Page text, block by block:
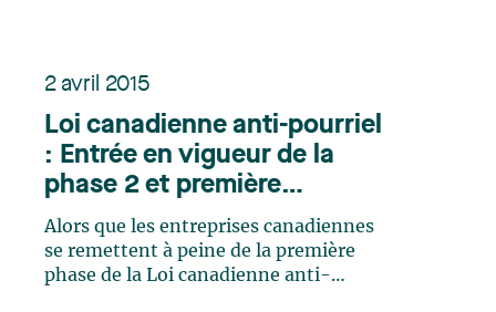
2 avril 2015
Loi canadienne anti-pourriel
: Entrée en vigueur de la
phase 2 et première
sanction pécuniaire
Alors que les entreprises canadiennes
se remettent à peine de la première
phase de la Loi canadienne anti-